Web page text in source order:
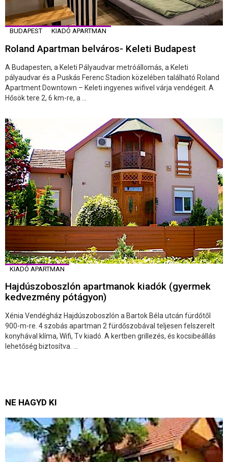
BUDAPEST KIADÓ APARTMAN
Roland Apartman belváros- Keleti Budapest
A Budapesten, a Keleti Pályaudvar metróállomás, a Keleti
pályaudvar és a Puskás Ferenc Stadion közelében található Roland
Apartment Downtown – Keleti ingyenes wifivel várja vendégeit. A
Hősök tere 2, 6 km-re, a ...
KIADÓ APARTMAN
Hajdúszoboszlón apartmanok kiadók (gyermek
kedvezmény pótágyon)
Xénia Vendégház Hajdúszoboszlón a Bartok Béla utcán fürdőtől
900-m-re. 4 szobás apartman 2 fürdőszobával teljesen felszerelt
konyhával klíma, Wifi, Tv kiadó. A kertben grillezés, és kocsibeállás
lehetőség biztosítva. ...
NE HAGYD KI